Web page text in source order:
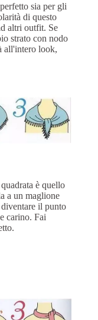
sia per gli
di questo
altri outfit. Se
strato con nodo
all'intero look,
è quello
a un maglione
il punto
carino. Fai